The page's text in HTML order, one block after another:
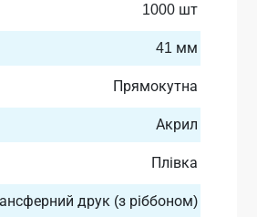
1000 шт
41 мм
Прямокутна
Акрил
Плівка
друк (з ріббоном)